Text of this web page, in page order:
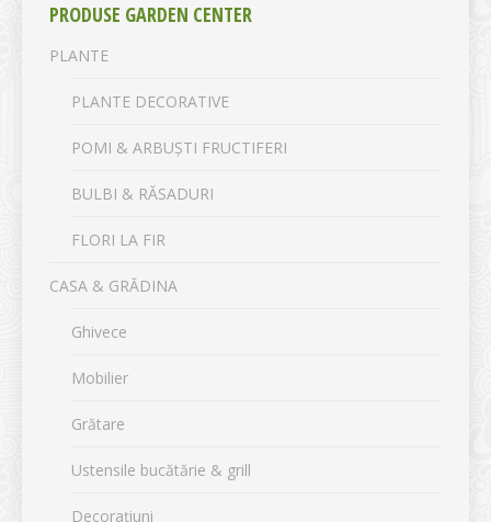
PRODUSE GARDEN CENTER
PLANTE
PLANTE DECORATIVE
POMI & ARBUȘTI FRUCTIFERI
BULBI & RĂSADURI
FLORI LA FIR
CASA & GRĂDINA
Ghivece
Mobilier
Grătare
Ustensile bucătărie & grill
Decorațiuni